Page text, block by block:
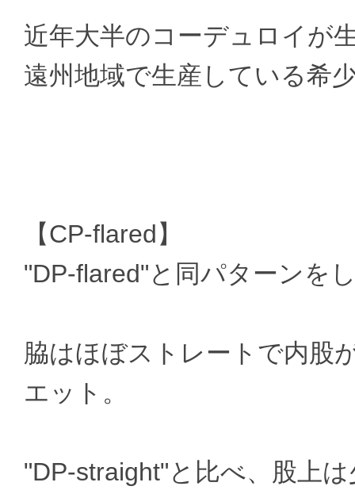
近年大半のコーデュロイが
遠州地域で生産している
【CP-flared】
"DP-flared"と同パターンを
脇はほぼストレートで内股
エット。
"DP-straight"と比べ、股上